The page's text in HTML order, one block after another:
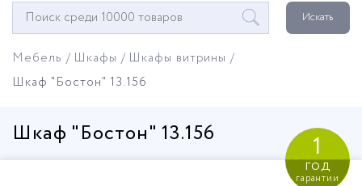
Окно
поиска
Искать
Мебель Шкафы
Шкафы витрины
Шкаф "Бостон" 13.156
Шкаф "Бостон" 13.156 1
год
гарантии